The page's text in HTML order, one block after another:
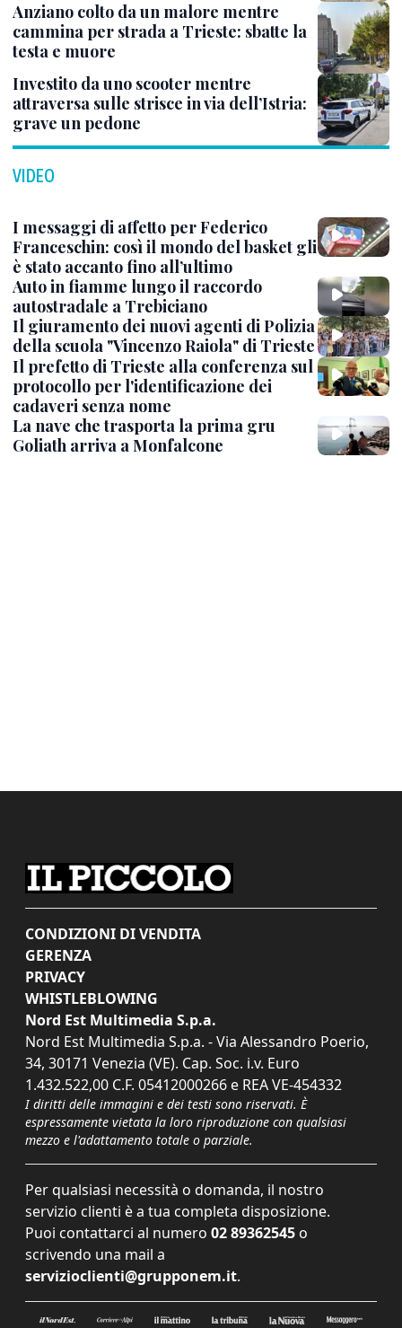
Anziano colto da un malore mentre
cammina per strada a Trieste: sbatte la
testa e muore
Investito da uno scooter mentre
attraversa sulle strisce in via dell’Istria:
grave un pedone
VIDEO
I messaggi di affetto per Federico
Franceschin: così il mondo del basket gli
è stato accanto fino all’ultimo
Auto in fiamme lungo il raccordo
autostradale a Trebiciano
Il giuramento dei nuovi agenti di Polizia
della scuola "Vincenzo Raiola" di Trieste
Il prefetto di Trieste alla conferenza sul
protocollo per l'identificazione dei
cadaveri senza nome
La nave che trasporta la prima gru
Goliath arriva a Monfalcone
CONDIZIONI DI VENDITA
GERENZA
PRIVACY
WHISTLEBLOWING
Nord Est Multimedia S.p.a.
Nord Est Multimedia S.p.a. - Via Alessandro Poerio,
34, 30171 Venezia (VE). Cap. Soc. i.v. Euro
1.432.522,00 C.F. 05412000266 e REA VE-454332
I diritti delle immagini e dei testi sono riservati. È
espressamente vietata la loro riproduzione con qualsiasi
mezzo e l'adattamento totale o parziale.
Per qualsiasi necessità o domanda, il nostro
servizio clienti è a tua completa disposizione.
Puoi contattarci al numero 02 89362545 o
scrivendo una mail a
servizioclienti@grupponem.it.